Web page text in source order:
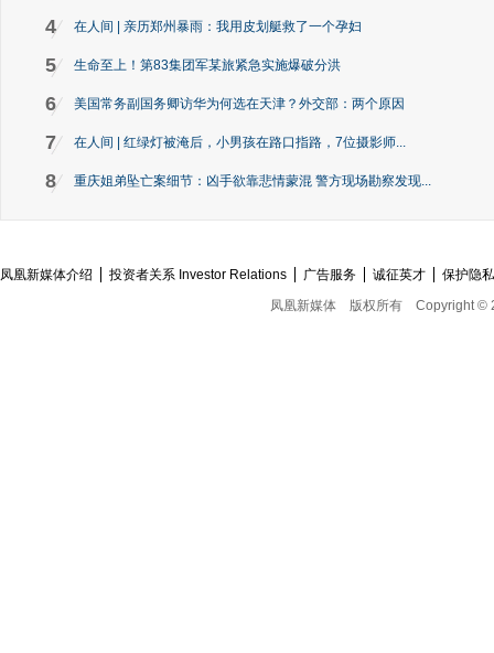
4 在人间 | 亲历郑州暴雨：我用皮划艇救了一个孕妇
5 生命至上！第83集团军某旅紧急实施爆破分洪
6 美国常务副国务卿访华为何选在天津？外交部：两个原因
7 在人间 | 红绿灯被淹后，小男孩在路口指路，7位摄影师...
8 重庆姐弟坠亡案细节：凶手欲靠悲情蒙混 警方现场勘察发现...
凤凰新媒体介绍 投资者关系 Investor Relations 广告服务 诚征英才
保护隐
凤凰新媒体
版权所有 Copyright ©